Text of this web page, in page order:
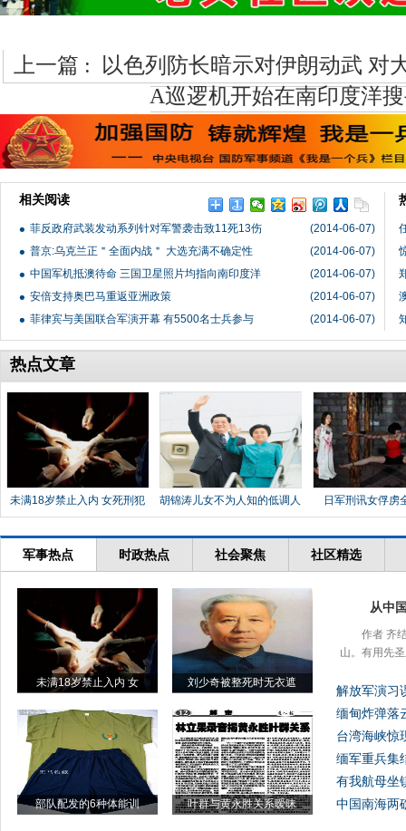
上一篇 :
以色列防长暗示对伊朗动武 对
A巡逻机开始在南印度洋
相关阅读
(2014-06-07)
菲反政府武装发动系列针对军警袭击致11死13伤
(2014-06-07)
普京:乌克兰正＂全面内战＂ 大选充满不确定性
(2014-06-07)
中国军机抵澳待命 三国卫星照片均指向南印度洋
(2014-06-07)
安倍支持奥巴马重返亚洲政策
(2014-06-07)
菲律宾与美国联合军演开幕 有5500名士兵参与
热点文章
未满18岁禁止入内 女死刑犯 胡锦涛儿女不为人知的低调人 日军刑讯女俘虏